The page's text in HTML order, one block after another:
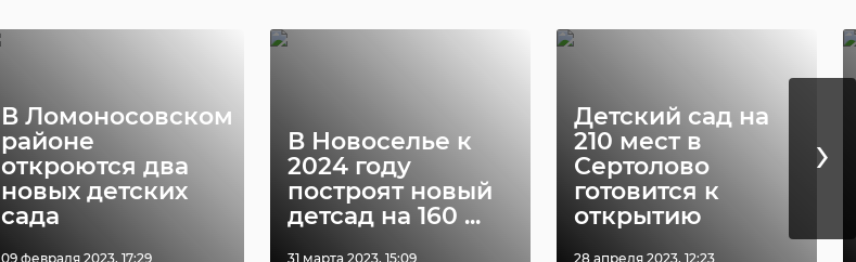
В Ломоносовском
районе
откроются два
новых детских
сада
09 февраля 2023, 17:29
В Новоселье к
2024 году
построят новый
детсад на 160 ...
31 марта 2023, 15:09
Детский сад на
210 мест в
Сертолово
готовится к
открытию
28 апреля 2023, 12:23
›